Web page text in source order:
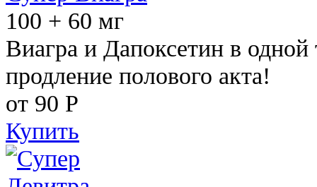
100 + 60 мг
Виагра и Дапоксетин в одной
продление полового акта!
от 90 Р
Купить